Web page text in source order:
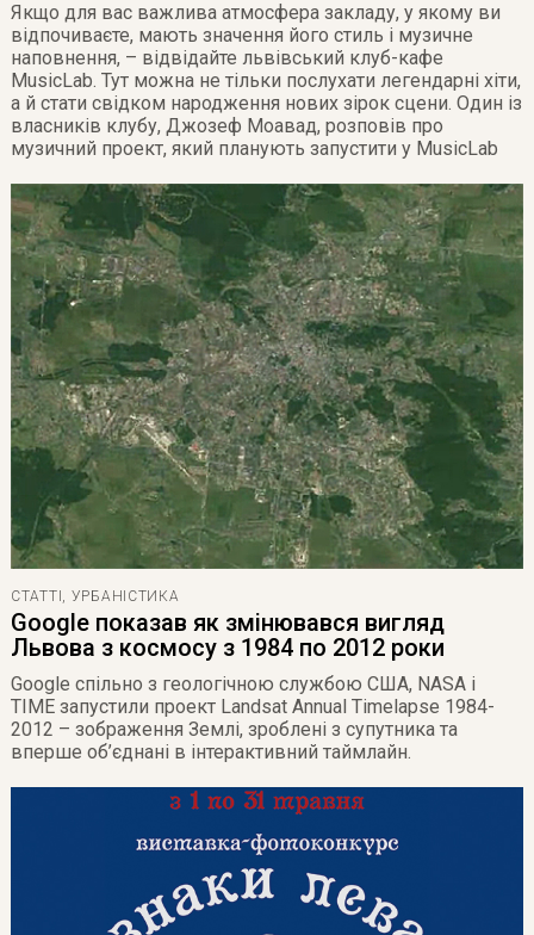
Якщо для вас важлива атмосфера закладу, у якому ви
відпочиваєте, мають значення його стиль і музичне
наповнення, – відвідайте львівський клуб-кафе
MusicLab. Тут можна не тільки послухати легендарні хіти,
а й стати свідком народження нових зірок сцени. Один із
власників клубу, Джозеф Моавад, розповів про
музичний проект, який планують запустити у MusicLab
СТАТТІ , УРБАНІСТИКА
Google показав як змінювався вигляд
Львова з космосу з 1984 по 2012 роки
Google спільно з геологічною службою США, NASA і
TIME запустили проект Landsat Annual Timelapse 1984-
2012 – зображення Землі, зроблені з супутника та
вперше об’єднані в інтерактивний таймлайн.